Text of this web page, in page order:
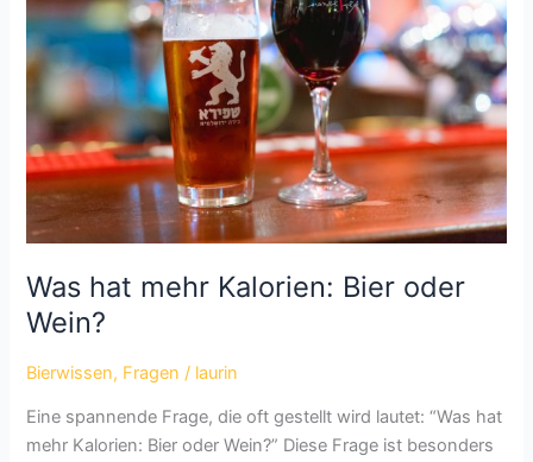
Welt
der
spontanvergorenen
Biere
Was hat mehr Kalorien: Bier oder
Wein?
Bierwissen, Fragen / laurin
Eine spannende Frage, die oft gestellt wird lautet: “Was hat
mehr Kalorien: Bier oder Wein?” Diese Frage ist besonders